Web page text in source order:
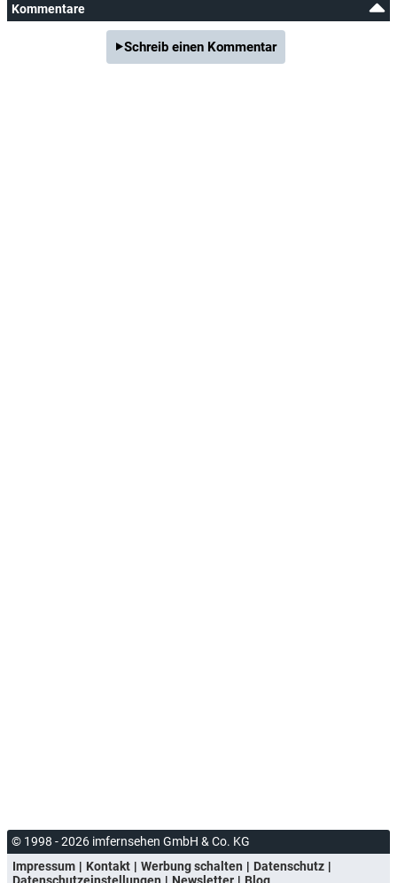
Kommentare
Schreib einen Kommentar
© 1998 - 2026 imfernsehen GmbH & Co. KG
Impressum
Kontakt Werbung schalten
Datenschutz